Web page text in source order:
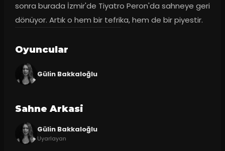
sonra burada İzmir'de Tiyatro Peron'da sahneye geri
dönüyor. Artık o hem bir tefrika, hem de bir piyestir.
Oyuncular
Gülin Bakkaloğlu
Sahne Arkasi
Gülin Bakkaloğlu
Uyarlayan